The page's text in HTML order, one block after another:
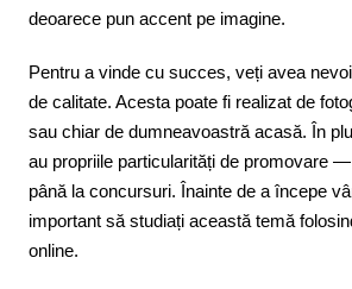
deoarece pun accent pe imagine.
Pentru a vinde cu succes, veți avea
de calitate. Acesta poate fi realizat de
sau chiar de dumneavoastră acasă. În
au propriile particularități de promovare
până la concursuri. Înainte de a începe
important să studiați această temă
online.